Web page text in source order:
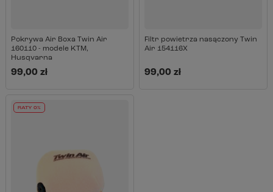
Pokrywa Air Boxa Twin Air
160110 - modele KTM,
Husqvarna
99,00 zł
Filtr powietrza nasączony Twin
Air 154116X
99,00 zł
RATY 0%